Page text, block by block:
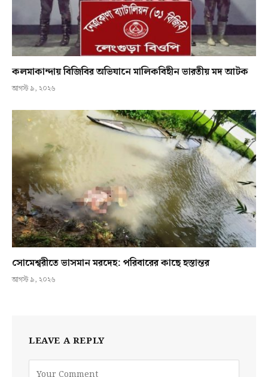
কলমাকান্দায় বিজিবির অভিযানে মালিকবিহীন ভারতীয় মদ আটক
আগস্ট ৯, ২০২৬
সোমেশ্বরীতে ভাসমান মরদেহ: পরিবারের কাছে হস্তান্তর
আগস্ট ৯, ২০২৬
LEAVE A REPLY